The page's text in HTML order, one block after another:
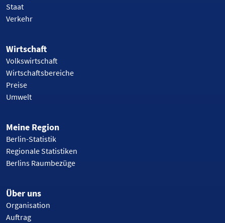
Staat
Verkehr
Wirtschaft
Volkswirtschaft
Wirtschaftsbereiche
Preise
Umwelt
Meine Region
Berlin-Statistik
Regionale Statistiken
Berlins Raumbezüge
Über uns
Organisation
Auftrag